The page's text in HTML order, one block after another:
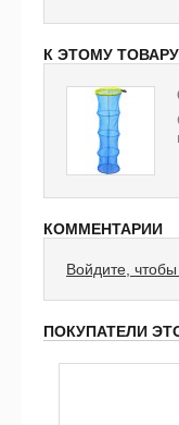
К ЭТОМУ ТОВАРУ
КОММЕНТАРИИ
Войдите,
ПОКУПАТЕЛИ